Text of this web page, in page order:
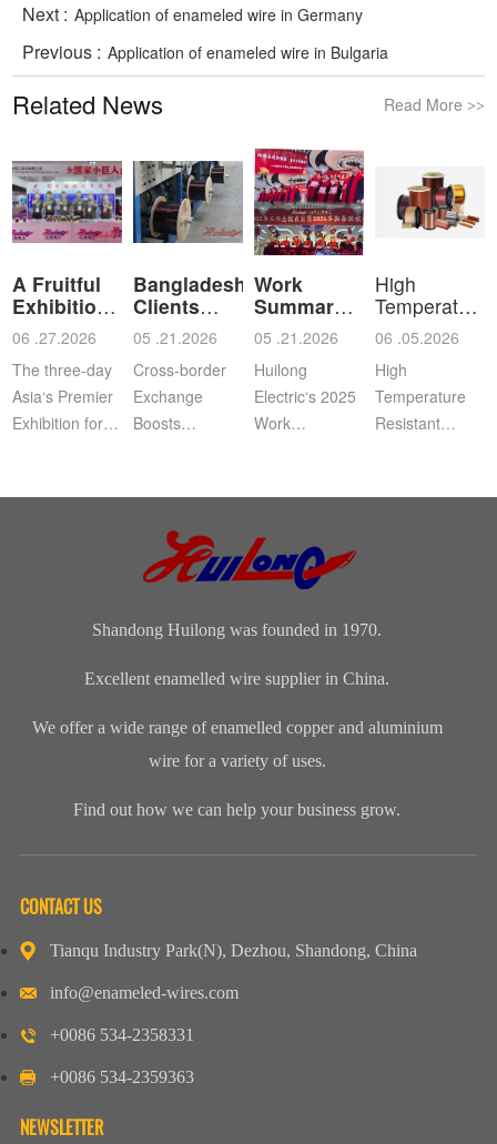
Next : Application of enameled wire in Germany
Previous : Application of enameled wire in Bulgaria
Related News Read More >>
A Fruitful
Exhibition
for Shan
06 .27.2026
The three-day
Asia‘s Premier
Exhibition for
Transformer
Bangladeshi
Clients
Visit Shan
05 .21.2026
Cross‑border
Exchange
Boosts
Clients Visit
Shandong
Huilong
Enameled Wire
Work
Summary
and
Commendation
05 .21.2026
Huilong
Electric‘s 2025
Work
and Spring
was grandly
held. The co...
High
Temperature
Resistant
Ena
06 .05.2026
High
Temperature
Resistant
WireApplication:
Shandong Huilong was founded in 1970.
Excellent enamelled wire supplier in China.
We offer a wide range of enamelled copper and aluminium
wire for a variety of uses.
Find out how we can help your business grow.
CONTACT US
Tianqu Industry Park(N), Dezhou, Shandong, China
info@enameled-wires.com
+0086 534-2358331
+0086 534-2359363
NEWSLETTER